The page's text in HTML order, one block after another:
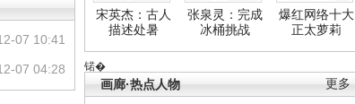
宋英杰：古人
描述处暑
张泉灵：完成
冰桶挑战
爆红网络十大
正太萝莉
锘�
更多
画廊·热点人物
07 10:41
07 04:28